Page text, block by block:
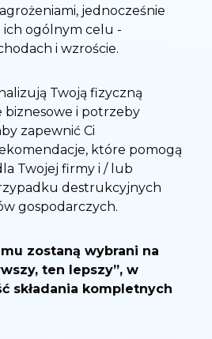
jednocześnie
ich ogólnym celu -
i wzroście.
Twoją fizyczną
biznesowe i potrzeby
zapewnić Ci
które pomogą
Twojej firmy i / lub
destrukcyjnych
gospodarczych.
zostaną wybrani na
ten lepszy”, w
składania kompletnych